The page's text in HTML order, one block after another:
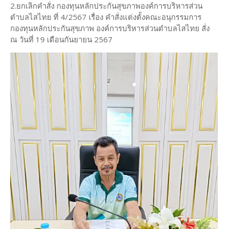
2.ยกเลิกคำสั่ง กองทุนหลักประกันสุขภาพองค์การบริหารส่วน
ตำบลไสไทย ที่ 4/2567 เรื่อง คำสั่งแต่งตั้งคณะอนุกรรมการ
กองทุนหลักประกันสุขภาพ องค์การบริหารส่วนตำบลไสไทย สั่ง
ณ วันที่ 19 เดือนกันยายน 2567